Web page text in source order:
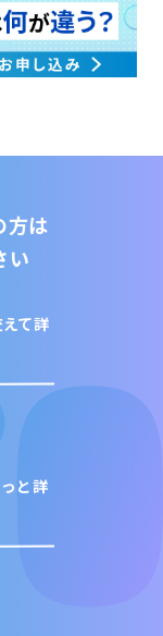
方は
い
て詳
と詳